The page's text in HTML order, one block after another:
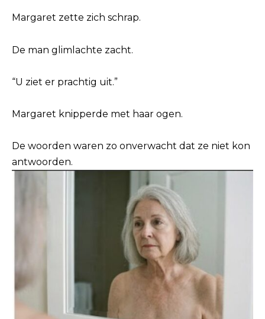
Margaret zette zich schrap.
De man glimlachte zacht.
“U ziet er prachtig uit.”
Margaret knipperde met haar ogen.
De woorden waren zo onverwacht dat ze niet kon
antwoorden.